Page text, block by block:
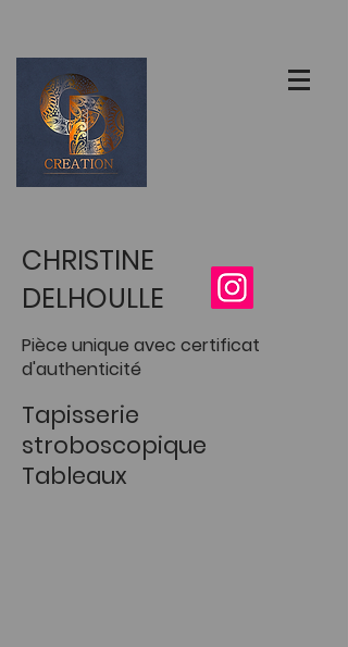
CHRISTINE
DELHOULLE
Pièce unique avec certificat
d'authenticité
Tapisserie
stroboscopique
Tableaux